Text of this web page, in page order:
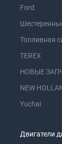
Ford
Топливная
TEREX
НОВЫЕ
NEW
Yuchai
Двигатели